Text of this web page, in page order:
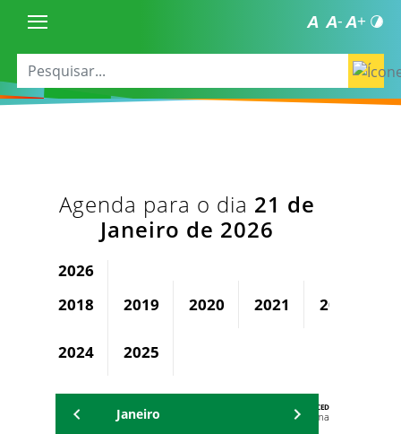
Agenda para o dia 21 de
Janeiro de 2026
2026
2018
2019 2020 2021 2022
2024 2025
AGENDA DA CODED/CED
Vagna Lima
Janeiro